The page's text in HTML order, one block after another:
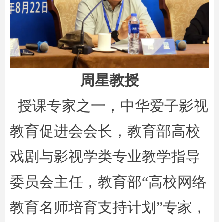
周星教授
授课专家之一，中华爱子影视
教育促进会会长，教育部高校
戏剧与影视学类专业教学指导
委员会主任，教育部“高校网络
教育名师培育支持计划”专家，